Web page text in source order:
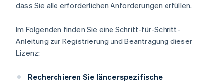
dass Sie alle erforderlichen Anforderungen erfüllen.
Im Folgenden finden Sie eine Schritt-für-Schritt-
Anleitung zur Registrierung und Beantragung dieser
Lizenz:
Recherchieren Sie länderspezifische